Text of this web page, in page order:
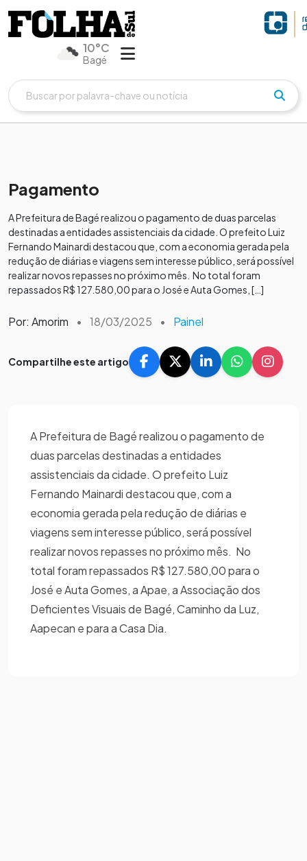
10°C
Bagé
Pagamento
A Prefeitura de Bagé realizou o pagamento de duas parcelas
destinadas a entidades assistenciais da cidade. O prefeito Luiz
Fernando Mainardi destacou que, com a economia gerada pela
redução de diárias e viagens sem interesse público, será possível
realizar novos repasses no próximo mês. No total foram
repassados R$ 127.580,00 para o José e Auta Gomes, […]
Por: Amorim • 18/03/2025 • Painel
Compartilhe este artigo
A Prefeitura de Bagé realizou o pagamento de
duas parcelas destinadas a entidades
assistenciais da cidade. O prefeito Luiz
Fernando Mainardi destacou que, com a
economia gerada pela redução de diárias e
viagens sem interesse público, será possível
realizar novos repasses no próximo mês. No
total foram repassados R$ 127.580,00 para o
José e Auta Gomes, a Apae, a Associação dos
Deficientes Visuais de Bagé, Caminho da Luz,
Aapecan e para a Casa Dia.